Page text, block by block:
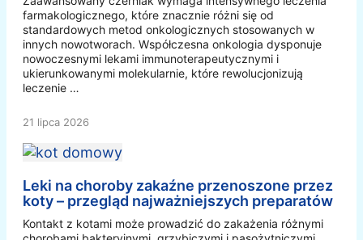
farmakologicznego, które znacznie różni się od
standardowych metod onkologicznych stosowanych w
innych nowotworach. Współczesna onkologia dysponuje
nowoczesnymi lekami immunoterapeutycznymi i
ukierunkowanymi molekularnie, które rewolucjonizują
leczenie …
21 lipca 2026
Leki na choroby zakaźne przenoszone przez
koty – przegląd najważniejszych preparatów
Kontakt z kotami może prowadzić do zakażenia różnymi